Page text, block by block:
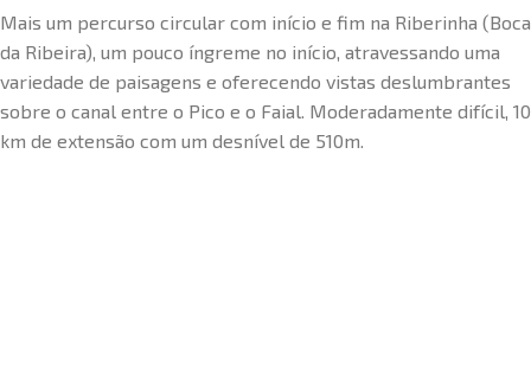
Mais um percurso circular com início e fim na Riberinha (Boca
da Ribeira), um pouco íngreme no início, atravessando uma
variedade de paisagens e oferecendo vistas deslumbrantes
sobre o canal entre o Pico e o Faial. Moderadamente difícil, 10
km de extensão com um desnível de 510m.